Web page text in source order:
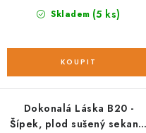
Skladem (5 ks)
Dokonalá Láska B20 -
Šípek, plod sušený sekaný;